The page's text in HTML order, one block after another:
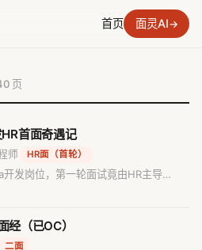
首页 面灵AI→
页
首面奇遇记
师 HR面（首轮）
发岗位，第一轮面试竟由HR主导拷
、Redis、MySQL、JVM等
。
经（已OC）
二面